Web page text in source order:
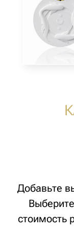
+7 (916) 330-16-91
INFO@AROMA-
ПОДПИСЫВАЙТЕСЬ